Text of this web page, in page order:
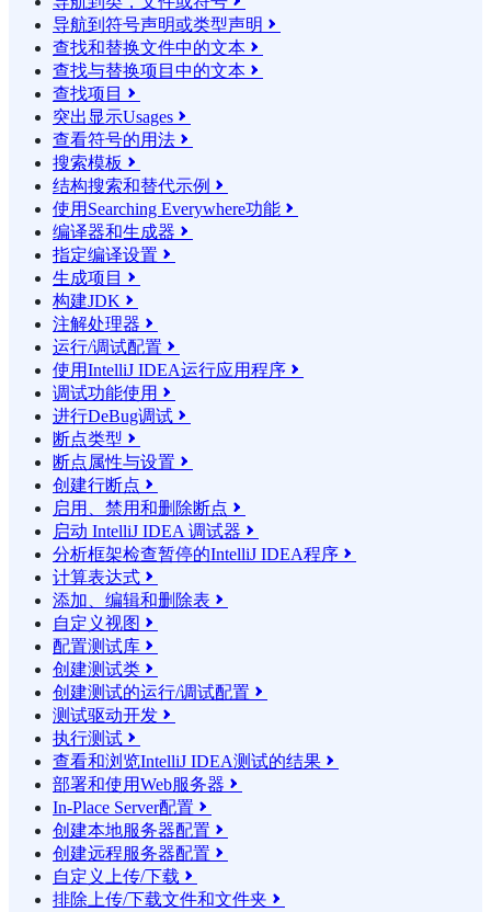
导航到符号声明或类型声明 
查找和替换文件中的文本 
查找与替换项目中的文本 
查找项目 
突出显示Usages 
查看符号的用法 
搜索模板 
结构搜索和替代示例 
使用Searching Everywhere功能 
编译器和生成器 
指定编译设置 
生成项目 
构建JDK 
注解处理器 
运行/调试配置 
使用IntelliJ IDEA运行应用程序 
调试功能使用 
进行DeBug调试 
断点类型 
断点属性与设置 
创建行断点 
启用、禁用和删除断点 
启动 IntelliJ IDEA 调试器 
分析框架检查暂停的IntelliJ IDEA程序 
计算表达式 
添加、编辑和删除表 
自定义视图 
配置测试库 
创建测试类 
创建测试的运行/调试配置 
测试驱动开发 
执行测试 
查看和浏览IntelliJ IDEA测试的结果 
部署和使用Web服务器 
In-Place Server配置 
创建本地服务器配置 
创建远程服务器配置 
自定义上传/下载 
排除上传/下载文件和文件夹 